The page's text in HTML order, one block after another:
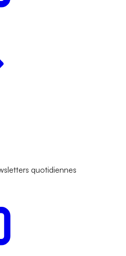
quotidiennes